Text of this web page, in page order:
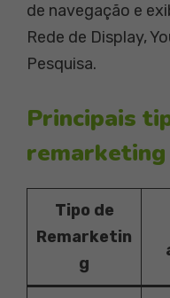
de navegação e
Rede de Display,
Pesquisa.
Principais
remarketing
Tipo de
Remarketin
g